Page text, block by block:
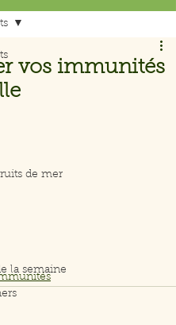
de mer
la semaine
vos immunités